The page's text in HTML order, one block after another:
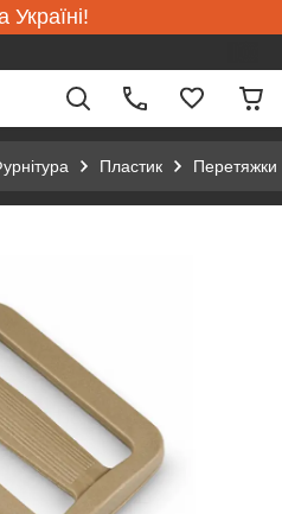
Україні!
Пластик Перетяжки